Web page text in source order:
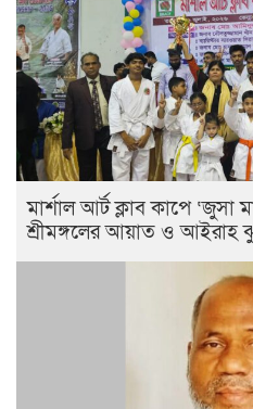
মার্শাল আর্ট ক্লাব কাপে ‘জুসা
শ্রীমঙ্গলের আয়াত ও আইরাহ